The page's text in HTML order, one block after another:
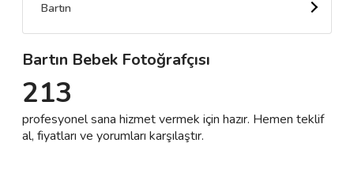
🌟 Müşteri Değerlendirmeleri
Destek
İletişim
Bartın
Bartın Bebek Fotoğrafçısı
213
profesyonel sana hizmet vermek için hazır. Hemen teklif
al, fiyatları ve yorumları karşılaştır.